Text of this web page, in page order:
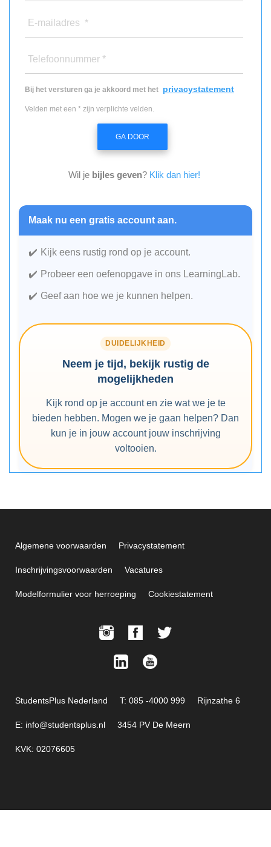
E-mailadres *
Telefoonnummer *
Bij het versturen ga je akkoord met het privacystatement
Velden met een * zijn verplichte velden.
GA DOOR
Wil je bijles geven? Klik dan hier!
Maak nu een gratis account aan.
Kijk eens rustig rond op je account.
Probeer een oefenopgave in ons LearningLab.
Geef aan hoe we je kunnen helpen.
DUIDELIJKHEID
Neem je tijd, bekijk rustig de
mogelijkheden
Kijk rond op je account en zie wat we je te
bieden hebben. Mogen we je gaan helpen? Dan
kun je in jouw account jouw inschrijving
voltooien.
Algemene voorwaarden Privacystatement
Inschrijvingsvoorwaarden Vacatures
Modelformulier voor herroeping Cookiestatement
StudentsPlus Nederland T: 085 -4000 999 Rijnzathe 6
E: info@studentsplus.nl 3454 PV De Meern
KVK: 02076605